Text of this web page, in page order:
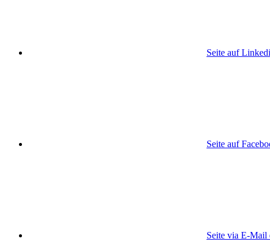
Seite auf
Seite auf
Seite via E-Mail